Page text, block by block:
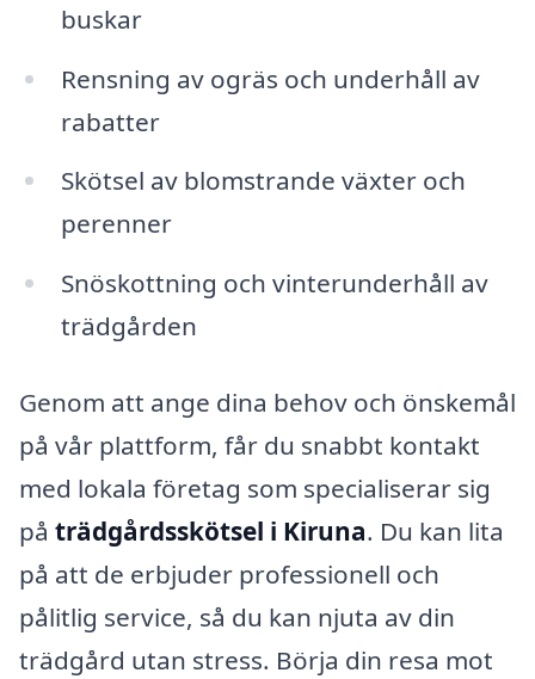
buskar
Rensning av ogräs och underhåll av
rabatter
Skötsel av blomstrande växter och
perenner
Snöskottning och vinterunderhåll av
trädgården
Genom att ange dina behov och önskemål
på vår plattform, får du snabbt kontakt
med lokala företag som specialiserar sig
på trädgårdsskötsel i Kiruna. Du kan lita
på att de erbjuder professionell och
pålitlig service, så du kan njuta av din
trädgård utan stress. Börja din resa mot